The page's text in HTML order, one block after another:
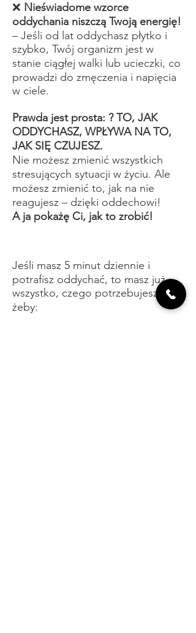
❌ Nieświadome wzorce
oddychania niszczą Twoją energię!
– Jeśli od lat oddychasz płytko i
szybko, Twój organizm jest w
stanie ciągłej walki lub ucieczki, co
prowadzi do zmęczenia i napięcia
w ciele.
Prawda jest prosta: ? TO, JAK
ODDYCHASZ, WPŁYWA NA TO,
JAK SIĘ CZUJESZ.
Nie możesz zmienić wszystkich
stresujących sytuacji w życiu. Ale
możesz zmienić to, jak na nie
reagujesz – dzięki oddechowi!
A ja pokażę Ci, jak to zrobić!
Jeśli masz 5 minut dziennie i
potrafisz oddychać, to masz już
wszystko, czego potrzebujesz,
żeby: